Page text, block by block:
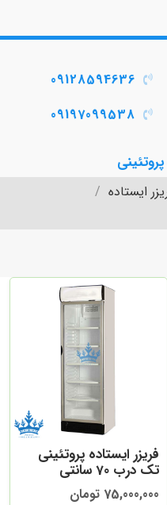
09128594636
09197099538
ایستاده
فریزر ایستاده پروتئینی
تک درب 70 سانتی
75,000,000 تومان